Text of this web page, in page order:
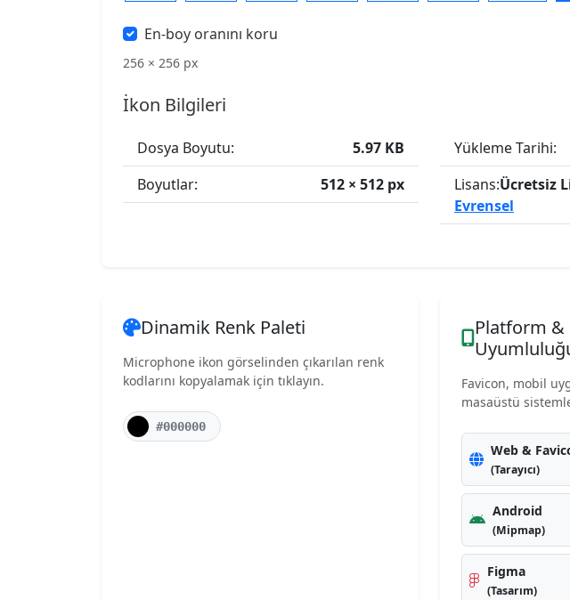
En-boy oranını koru
256 × 256 px
İkon Bilgileri
Dosya Boyutu:
5.97 KB
Boyutlar:
512 × 512 px
Yükleme Tarihi:
Lisans:Ücretsiz
Evrensel
Dinamik Renk Paleti
Microphone ikon görselinden çıkarılan renk
kodlarını kopyalamak için tıklayın.
#000000
Platform &
Favicon, mobil
masaüstü
Web &
(Tarayıcı)
Android
(Mipmap)
Figma
(Tasarım)